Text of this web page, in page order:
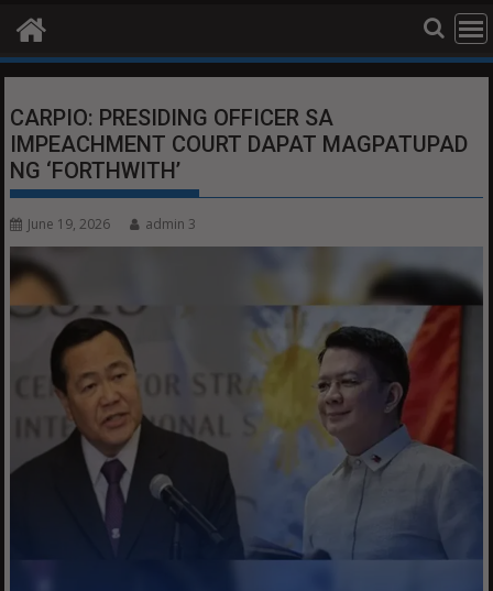
CARPIO: PRESIDING OFFICER SA
IMPEACHMENT COURT DAPAT MAGPATUPAD
NG ‘FORTHWITH’
June 19, 2026 admin 3